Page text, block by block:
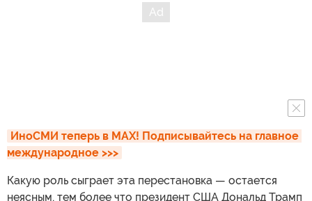
ИноСМИ теперь в MAX! Подписывайтесь на главное
международное >>>
Какую роль сыграет эта перестановка — остается
неясным, тем более что президент США Дональд Трамп